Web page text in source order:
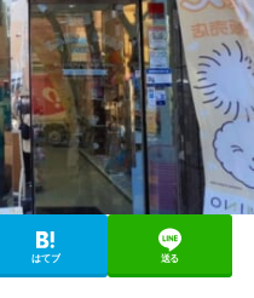
はてブ 送る